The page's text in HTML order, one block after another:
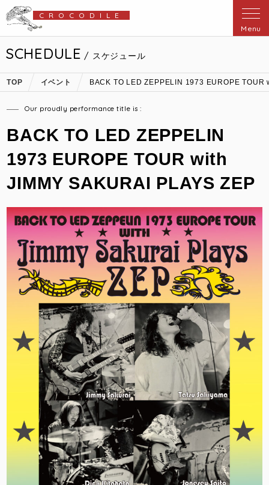
CROCODILE
Menu
SCHEDULE / スケジュール
TOP イベント BACK TO LED ZEPPELIN 1973 EUROPE
Our proudly performance title is :
BACK TO LED ZEPPELIN
1973 EUROPE TOUR with
JIMMY SAKURAI PLAYS ZEP